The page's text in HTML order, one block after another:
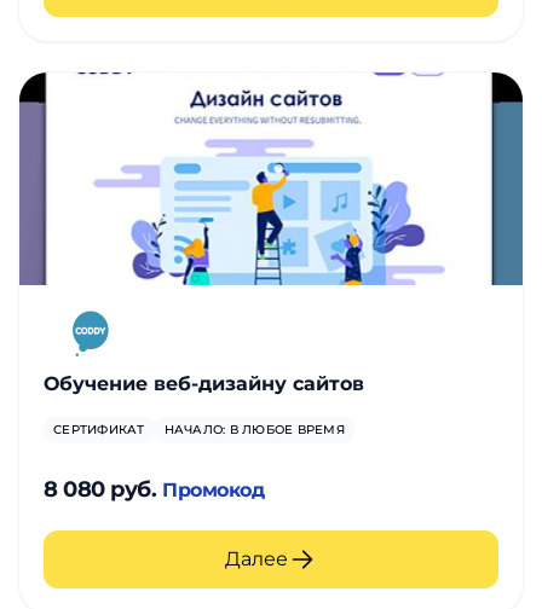
Обучение веб-дизайну сайтов
СЕРТИФИКАТ НАЧАЛО: В ЛЮБОЕ ВРЕМЯ
8 080 руб. Промокод
Далее